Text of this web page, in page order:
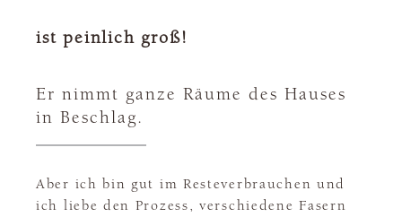
ist peinlich groß!
Er nimmt ganze Räume des Hauses
in Beschlag.
Aber ich bin gut im Resteverbrauchen und
ich liebe den Prozess, verschiedene Fasern